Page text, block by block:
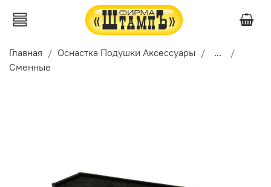
Главная Оснастка Подушки Аксессуары
...
Сменные